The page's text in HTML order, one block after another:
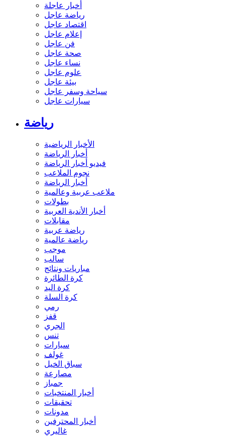
أخبار عاجلة
رياضة عاجل
اقتصاد عاجل
إعلام عاجل
فن عاجل
صحة عاجل
نساء عاجل
علوم عاجل
بيئة عاجل
سياحة وسفر عاجل
سيارات عاجل
رياضة
الأخبار الرياضية
أخبار الرياضة
فيديو أخبار الرياضة
نجوم الملاعب
أخبار الرياضة
ملاعب عربية وعالمية
بطولات
أخبار الأندية العربية
مقابلات
رياضة عربية
رياضة عالمية
موجب
سالب
مباريات ونتائج
كرة الطائرة
كرة اليد
كرة السلة
رمي
قفز
الجري
تنس
سيارات
غولف
سباق الخيل
مصارعة
جمباز
أخبار المنتخبات
تحقيقات
مدونات
أخبار المحترفين
غاليري